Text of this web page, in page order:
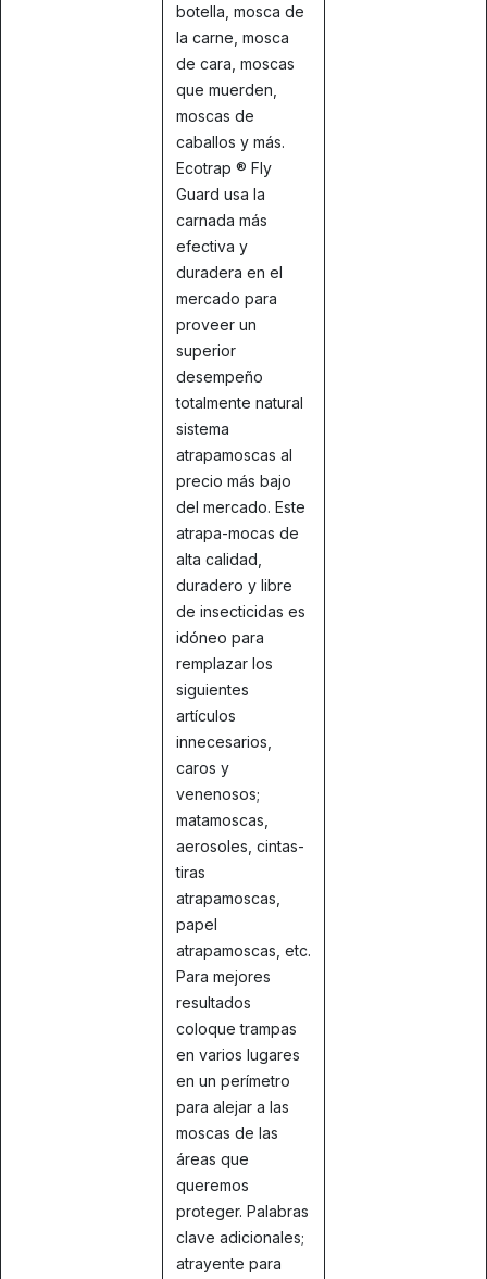
botella, mosca de
la carne, mosca
de cara, moscas
que muerden,
moscas de
caballos y más.
Ecotrap ® Fly
Guard usa la
carnada más
efectiva y
duradera en el
mercado para
proveer un
superior
desempeño
totalmente natural
sistema
atrapamoscas al
precio más bajo
del mercado. Este
atrapa-mocas de
alta calidad,
duradero y libre
de insecticidas es
idóneo para
remplazar los
siguientes
artículos
innecesarios,
caros y
venenosos;
matamoscas,
aerosoles, cintas-
tiras
atrapamoscas,
papel
atrapamoscas, etc.
Para mejores
resultados
coloque trampas
en varios lugares
en un perímetro
para alejar a las
moscas de las
áreas que
queremos
proteger. Palabras
clave adicionales;
atrayente para